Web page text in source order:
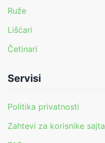
Ruže
Lišćari
Četinari
Servisi
Politika privatnosti
Zahtevi za korisnike sajta